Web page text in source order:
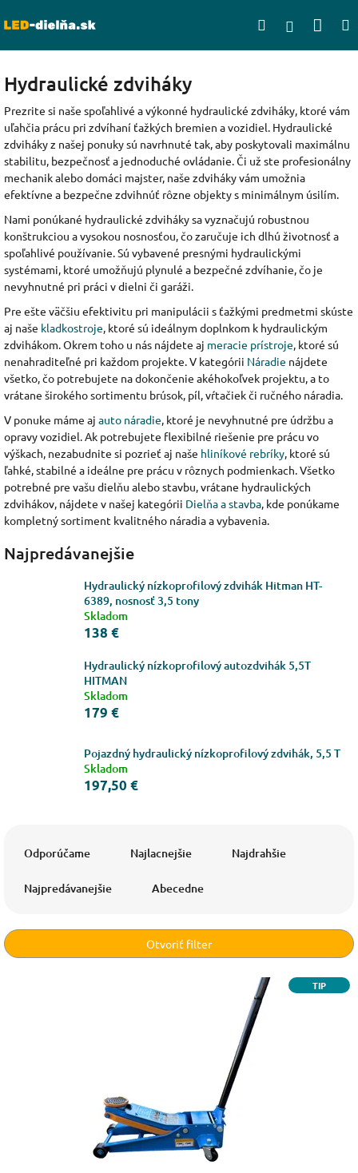
na
Hľadať
Hydraulické zdviháky
Prezrite si naše spoľahlivé a výkonné hydraulické zdviháky, ktoré vám
uľahčia prácu pri zdvíhaní ťažkých bremien a vozidiel. Hydraulické
zdviháky z našej ponuky sú navrhnuté tak, aby poskytovali maximálnu
stabilitu, bezpečnosť a jednoduché ovládanie. Či už ste profesionálny
mechanik alebo domáci majster, naše zdviháky vám umožnia
efektívne a bezpečne zdvihnúť rôzne objekty s minimálnym úsilím.
Nami ponúkané hydraulické zdviháky sa vyznačujú robustnou
konštrukciou a vysokou nosnosťou, čo zaručuje ich dlhú životnosť a
spoľahlivé používanie. Sú vybavené presnými hydraulickými
systémami, ktoré umožňujú plynulé a bezpečné zdvíhanie, čo je
nevyhnutné pri práci v dielni či garáži.
Pre ešte väčšiu efektivitu pri manipulácii s ťažkými predmetmi skúste
aj naše kladkostroje, ktoré sú ideálnym doplnkom k hydraulickým
zdvihákom. Okrem toho u nás nájdete aj meracie prístroje, ktoré sú
nenahraditeľné pri každom projekte. V kategórii Náradie nájdete
všetko, čo potrebujete na dokončenie akéhokoľvek projektu, a to
vrátane širokého sortimentu brúsok, píl, vŕtačiek či ručného náradia.
V ponuke máme aj auto náradie, ktoré je nevyhnutné pre údržbu a
opravy vozidiel. Ak potrebujete flexibilné riešenie pre prácu vo
výškach, nezabudnite si pozrieť aj naše hliníkové rebríky, ktoré sú
ľahké, stabilné a ideálne pre prácu v rôznych podmienkach. Všetko
potrebné pre vašu dielňu alebo stavbu, vrátane hydraulických
zdvihákov, nájdete v našej kategórii Dielňa a stavba, kde ponúkame
kompletný sortiment kvalitného náradia a vybavenia.
Najpredávanejšie
Hydraulický nízkoprofilový zdvihák Hitman HT-
6389, nosnosť 3,5 tony
Skladom
138 €
Hydraulický nízkoprofilový autozdvihák 5,5T
HITMAN
Skladom
179 €
Pojazdný hydraulický nízkoprofilový zdvihák, 5,5 T
Skladom
197,50 €
e
p
Odporúčame Najlacnejšie Najdrahšie
Najpredávanejšie Abecedne
Otvoriť filter
TIP